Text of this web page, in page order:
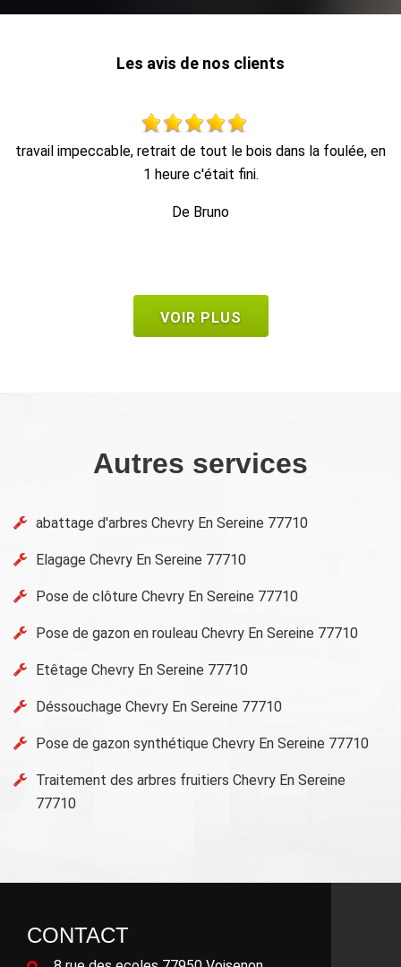
Les avis de nos clients
Travail propre et rapide, et enlèvement des déchets.
VOIR PLUS
Autres services
abattage d'arbres Chevry En Sereine 77710
Elagage Chevry En Sereine 77710
Pose de clôture Chevry En Sereine 77710
Pose de gazon en rouleau Chevry En Sereine 77710
Etêtage Chevry En Sereine 77710
Déssouchage Chevry En Sereine 77710
Pose de gazon synthétique Chevry En Sereine 77710
Traitement des arbres fruitiers Chevry En Sereine
77710
CONTACT